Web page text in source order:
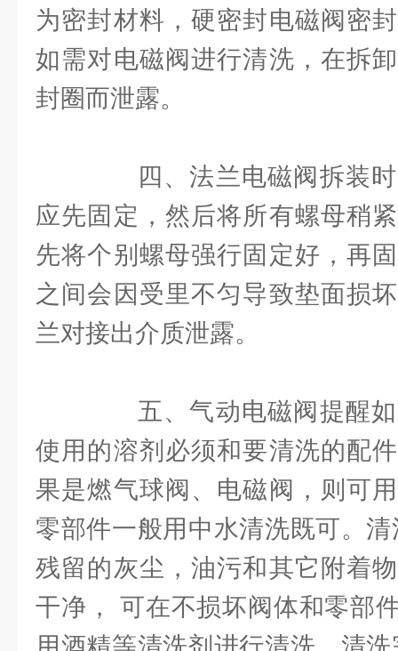
为密封材料，硬密封电磁阀密
如需对电磁阀进行清洗，在拆
封圈而泄露。
四、法兰电磁阀拆装时
应先固定，然后将所有螺母稍
先将个别螺母强行固定好，再
之间会因受里不匀导致垫面损
兰对接出介质泄露。
五、气动电磁阀提醒如
使用的溶剂必须和要清洗的配
果是燃气球阀、电磁阀，则可
零部件一般用中水清洗既可。
残留的灰尘，油污和其它附着
干净， 可在不损坏阀体和零部